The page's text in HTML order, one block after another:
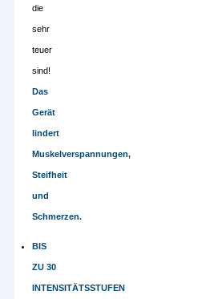
die
sehr
teuer
sind!
Das
Gerät
lindert
Muskelverspannungen,
Steifheit
und
Schmerzen.
BIS
ZU 30
INTENSITÄTSSTUFEN